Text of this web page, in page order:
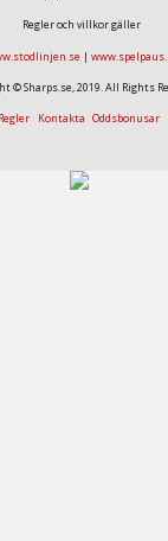
Regler och villkor gäller
|
© Sharps.se, 2019. All Rights
Regler Kontakta Oddsbonusar